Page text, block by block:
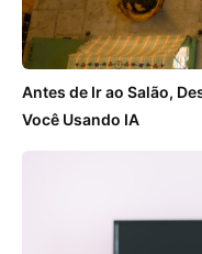
Antes de Ir ao Salão,
Você Usando IA